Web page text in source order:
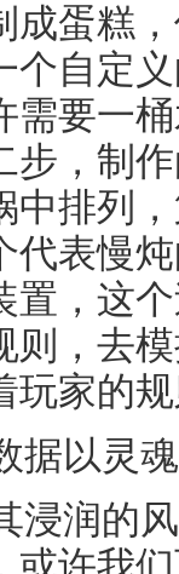
成蛋糕
个自定
需要一
步，制
中排列
代表慢
置，这
则，去
玩家的
据以灵
浸润的